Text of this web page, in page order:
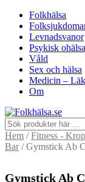
Folkhälsa
Levnadsvanor
Psykisk ohälsa
Våld
Sex och hälsa
Medicin –
Om
Hem /Fitness -
Bar/ Gymstick Ab
Gymstick Ab